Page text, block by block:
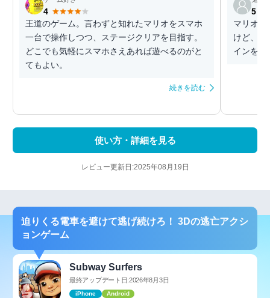
4
王道のゲーム。言わずと知れたマリオをスマホ
一台で操作しつつ、ステージクリアを目指す。
どこでも気軽にスマホさえあれば遊べるのがと
てもよい。
続きを読む
5
マリオが
けど、壁
インをと
使い方・詳細を見る
レビュー更新日:2025年08月19日
迫りくる電車を避けて逃げ続けろ！ 3Dの逃亡アクシ
ョンゲーム
Subway Surfers
最終アップデート日:2026年8月3日
iPhone Android